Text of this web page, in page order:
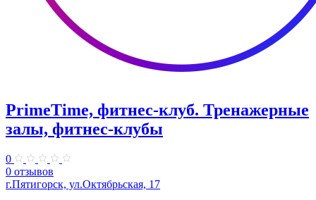
PrimeTime, фитнес-клуб. Тренажерные
залы, фитнес-клубы
0
0 отзывов
г.Пятигорск, ул.Октябрьская, 17